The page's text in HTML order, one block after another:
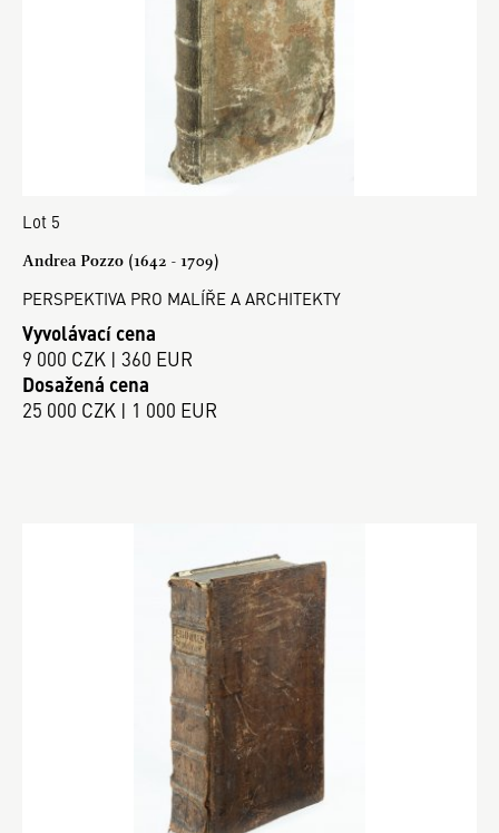
Lot 5
Andrea Pozzo (1642 - 1709)
PERSPEKTIVA PRO MALÍŘE A ARCHITEKTY
Vyvolávací cena
9 000 CZK | 360 EUR
Dosažená cena
25 000 CZK | 1 000 EUR